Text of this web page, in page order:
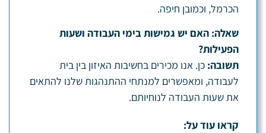
הכרמל, וכמובן חיפה.
שאלה: האם יש גמישות בימי העבודה ושעות
הפעילות?
תשובה: כן. אנו מכירים בחשיבות האיזון בין בית
לעבודה, ומאפשרים למנתחי ההתנהגות שלנו להתאים
את שעות העבודה לנוחיותם.
קראו עוד על: